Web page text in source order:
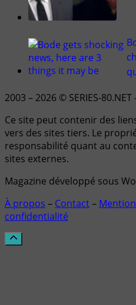
2003 – 2026 © SERIES-
Ce site peut contenir des
vers des sites tiers. Le
responsabilité quant au
sites externes.
Magazine développé sous
À propos – Contact–
confidentialité